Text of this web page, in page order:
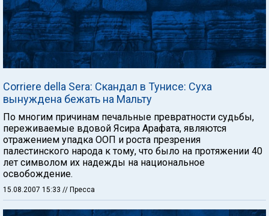
Corriere della Sera: Скандал в Тунисе: Суха
вынуждена бежать на Мальту
По многим причинам печальные превратности судьбы,
переживаемые вдовой Ясира Арафата, являются
отражением упадка ООП и роста презрения
палестинского народа к тому, что было на протяжении 40
лет символом их надежды на национальное
освобождение.
15.08.2007 15:33 // Пресса